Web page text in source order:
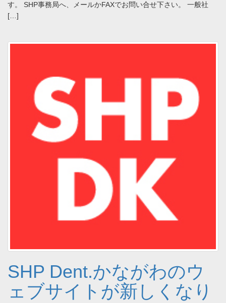
す。 SHP事務局へ、メールかFAXでお問い合せ下さい。 一般社
[…]
SHP Dent.かながわのウ
ェブサイトが新しくなり